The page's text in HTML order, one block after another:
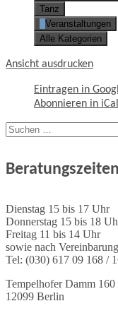
Tanz
Veranstaltungen
Alle Kategorien
Ansicht ausdrucken
Eintragen in
Abonnieren in iCal
Suchen
nach:
Beratungszeiten
Dienstag 15 bis 17 Uhr
Donnerstag 15 bis 18
Freitag 11 bis 14 Uhr
sowie nach Vereinbarung
Tel: (030) 617 09 168 /
Tempelhofer Damm 160
12099 Berlin